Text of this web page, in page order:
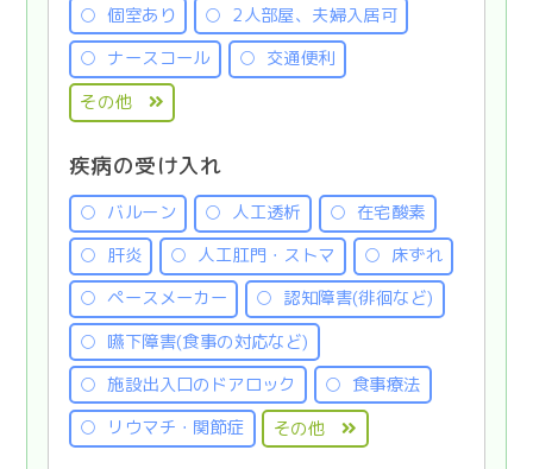
個室あり
2人部屋、夫婦入居可
ナースコール
交通便利
その他
疾病の受け入れ
バルーン 人工透析
在宅酸素
肝炎
人工肛門・ストマ
床ずれ
ペースメーカー
認知障害(徘徊など)
嚥下障害(食事の対応など)
施設出入口のドアロック
食事療法
リウマチ・関節症
その他